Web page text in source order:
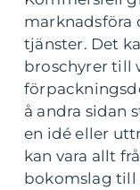
marknadsföra
tjänster. Det
broschyrer till
å andra sidan
en idé eller
kan vara allt
bokomslag till